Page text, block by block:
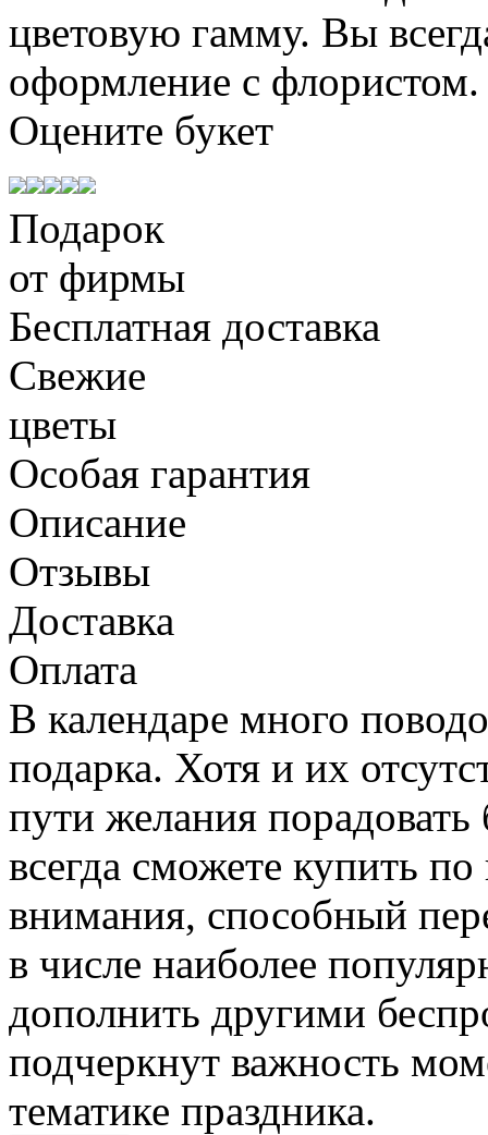
цветовую гамму. Вы
оформление с флористом.
Оцените букет
Подарок
от фирмы
Бесплатная доставка
Свежие
цветы
Особая гарантия
Описание
Отзывы
Доставка
Оплата
В календаре много
подарка. Хотя и их
пути желания
всегда сможете купить
внимания, способный
в числе наиболее
дополнить другими
подчеркнут важность
тематике праздника.